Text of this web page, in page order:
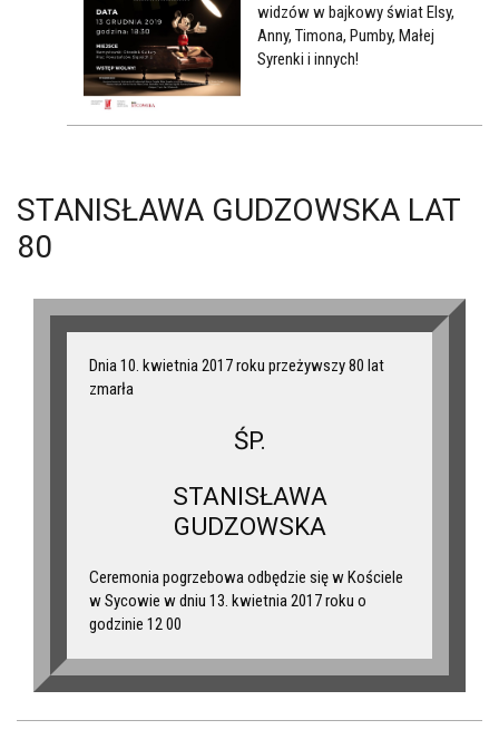
widzów w bajkowy świat Elsy,
Anny, Timona, Pumby, Małej
Syrenki i innych!
STANISŁAWA GUDZOWSKA LAT
80
Dnia 10. kwietnia 2017 roku przeżywszy 80 lat
zmarła
ŚP.
STANISŁAWA
GUDZOWSKA
Ceremonia pogrzebowa odbędzie się w Kościele
w Sycowie w dniu 13. kwietnia 2017 roku o
godzinie 12 00